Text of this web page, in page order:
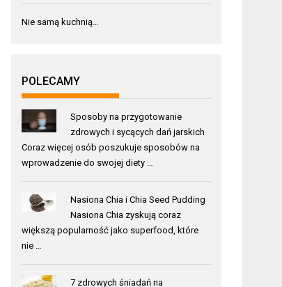
Nie samą kuchnią…
POLECAMY
Sposoby na przygotowanie
zdrowych i sycących dań jarskich
Coraz więcej osób poszukuje sposobów na
wprowadzenie do swojej diety …
Nasiona Chia i Chia Seed Pudding
Nasiona Chia zyskują coraz
większą popularność jako superfood, które
nie …
7 zdrowych śniadań na